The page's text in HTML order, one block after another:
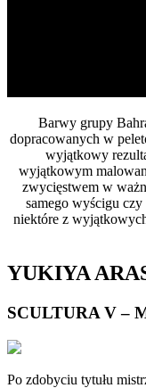
Barwy grupy
dopracowanych w
wyjątkowy
wyjątkowym
zwycięstwem w
samego wyścigu
niektóre z
YUKIYA
SCULTURA V –
Po zdobyciu tytułu